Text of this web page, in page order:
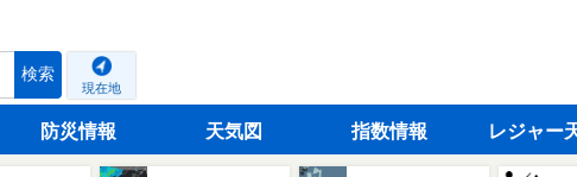
検索
現在地
防災情報 天気図 指数情報 レジャー